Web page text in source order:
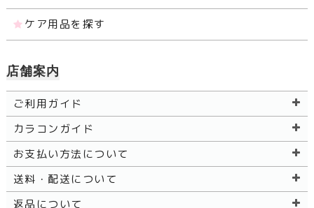
ケア用品を探す
店舗案内
ご利用ガイド
カラコンガイド
お支払い方法について
送料・配送について
返品について